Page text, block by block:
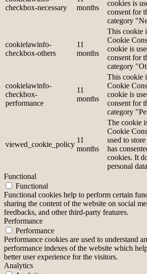
checkbox-necessary
months
cookies is
consent for
category
cookielawinfo-
checkbox-others
11
months
This cookie
Cookie
cookie is
consent for
category
cookielawinfo-
checkbox-
performance
11
months
This cookie
Cookie
cookie is
consent for
category
viewed_cookie_policy
11
months
The cookie
Cookie
used to
has
cookies. It
personal
Functional
Functional
Functional cookies help to perform certain
sharing the content of the website on social
feedbacks, and other third-party features.
Performance
Performance
Performance cookies are used to understand
performance indexes of the website which
better user experience for the visitors.
Analytics